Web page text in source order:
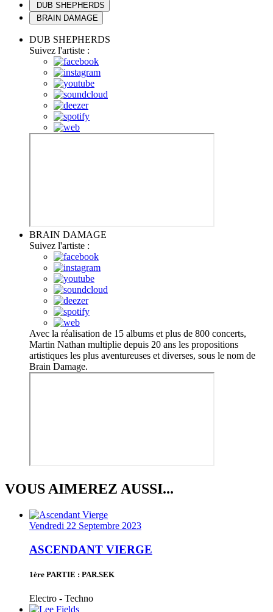
DUB SHEPHERDS
BRAIN DAMAGE
DUB SHEPHERDS
Suivez l'artiste :
BRAIN DAMAGE
Suivez l'artiste :
Avec la réalisation de 15 albums et plus de 800 concerts,
Martin Nathan multiplie depuis 20 ans les propositions
artistiques les plus aventureuses et diverses, sous le nom de
Brain Damage.
VOUS AIMEREZ AUSSI...
Vendredi 22 Septembre 2023
ASCENDANT VIERGE
1ère PARTIE : PAR.SEK
Electro - Techno